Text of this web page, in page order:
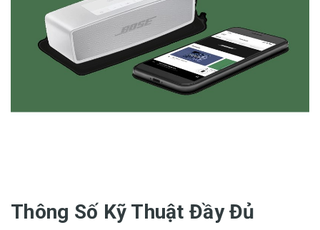
Thông Số Kỹ Thuật Đầy Đủ